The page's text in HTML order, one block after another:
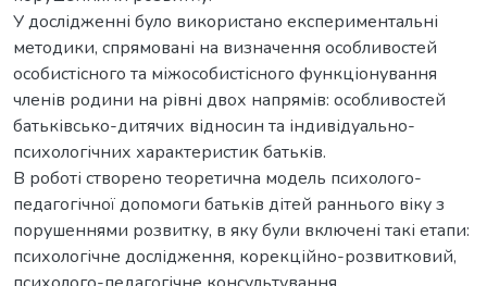
У дослідженні було використано експериментальні
методики, спрямовані на визначення особливостей
особистісного та міжособистісного функціонування
членів родини на рівні двох напрямів: особливостей
батьківсько-дитячих відносин та індивідуально-
психологічних характеристик батьків.
В роботі створено теоретична модель психолого-
педагогічної допомоги батьків дітей раннього віку з
порушеннями розвитку, в яку були включені такі етапи:
психологічне дослідження, корекційно-розвитковий,